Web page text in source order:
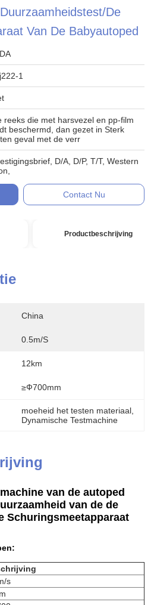
de
Van De Babyautoped
1
reeks die met harsvezel en pp-film
beschermd, dan gezet in Sterk
geval met de verr
D/A, D/P, T/T, Western
Contact Nu
Productbeschrijving
China
0.5m/s
12km
≥Ф700mm
moeheid het testen materiaal
Dynamische Testmachine
van de autoped
van de de
Schuringsmeetapparaat
s